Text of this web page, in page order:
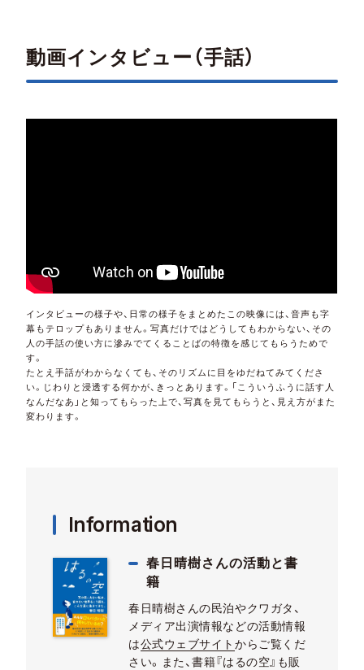
動画インタビュー（手話）
インタビューの様子や、日常の様子をまとめたこの映像には、音声も字
幕もテロップもありません。写真だけではどうしてもわからない、その
人の手話の使い方に滲みでてくることばの特徴を感じてもらうためで
す。
たとえ手話がわからなくても、そのリズムに目をゆだねてみてくださ
い。じわりと浸透する何かが、きっとあります。「こういうふうに話す人
なんだなあ」と知ってもらった上で、写真を見てもらうと、見え方がまた
変わります。
Information
春日晴樹さんの活動と書
籍
春日晴樹さんの民泊やクワガタ、
メディア出演情報などの活動情報
は公式ウェブサイトからご覧くだ
さい。また、書籍『はるの空』も販